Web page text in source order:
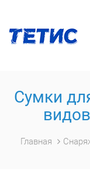
Сумки
Главная